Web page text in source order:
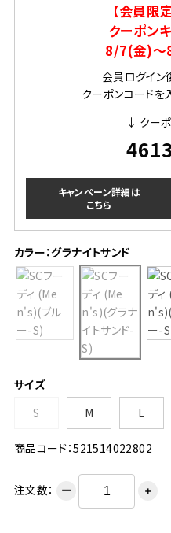
【会員限
クーポン
8/7(金)～
会員ログイン
クーポンコードを
↓ クー
キャンペーン詳細は
こちら
カラー：グラナイトサンド
サイズ
S
M L
商品コード：521514022802
注文数： ー ＋